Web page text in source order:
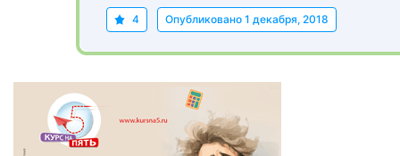
4 Опубликовано 1 декабря, 2018